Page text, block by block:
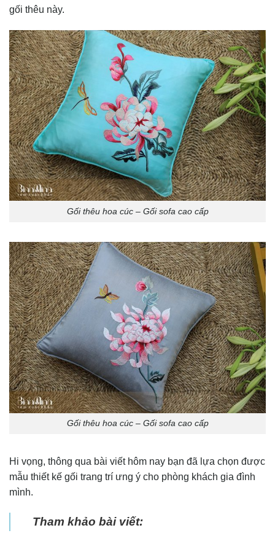
gối thêu này.
Gối thêu hoa cúc – Gối sofa cao cấp
Gối thêu hoa cúc – Gối sofa cao cấp
Hi vọng, thông qua bài viết hôm nay bạn đã lựa chọn được
mẫu thiết kế gối trang trí ưng ý cho phòng khách gia đình
mình.
Tham khảo bài viết: